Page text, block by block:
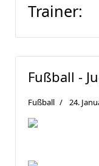
Trainer:
Fußball -
Fußball 24.